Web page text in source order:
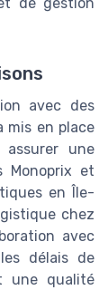
avec des
mis en place
une
Monoprix et
en Île-
chez
avec
délais de
une qualité